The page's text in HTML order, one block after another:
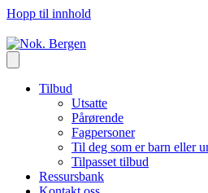
Hopp til innhold
Tilbud
Utsatte
Pårørende
Fagpersoner
Til deg som er barn eller
Tilpasset tilbud
Ressursbank